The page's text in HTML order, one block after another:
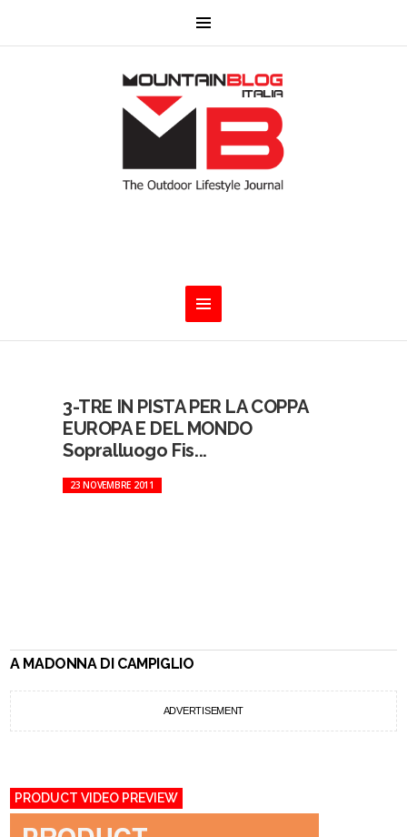
3-TRE IN PISTA PER LA COPPA
EUROPA E DEL MONDO
Sopralluogo Fis...
23 NOVEMBRE 2011
A MADONNA DI CAMPIGLIO
ADVERTISEMENT
PRODUCT VIDEO PREVIEW